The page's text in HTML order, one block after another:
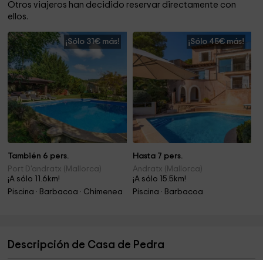
Otros viajeros han decidido reservar directamente con
ellos.
¡Sólo 31€ más!
También 6 pers.
Port D'andratx (Mallorca)
¡A sólo 11.6km!
Piscina · Barbacoa · Chimenea
¡Sólo 45€ más!
Hasta 7 pers.
Andratx (Mallorca)
¡A sólo 15.5km!
Piscina · Barbacoa
Descripción de Casa de Pedra